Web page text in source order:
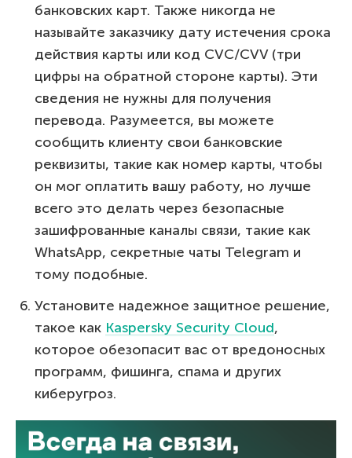
банковских карт. Также никогда не
называйте заказчику дату истечения срока
действия карты или код CVC/CVV (три
цифры на обратной стороне карты). Эти
сведения не нужны для получения
перевода. Разумеется, вы можете
сообщить клиенту свои банковские
реквизиты, такие как номер карты, чтобы
он мог оплатить вашу работу, но лучше
всего это делать через безопасные
зашифрованные каналы связи, такие как
WhatsApp, секретные чаты Telegram и
тому подобные.
Установите надежное защитное решение,
такое как Kaspersky Security Cloud,
которое обезопасит вас от вредоносных
программ, фишинга, спама и других
киберугроз.